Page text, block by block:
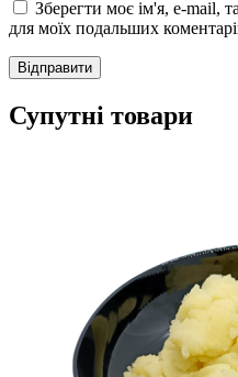
Зберегти моє ім'я, e-mail,
для моїх подальших
Супутні товари